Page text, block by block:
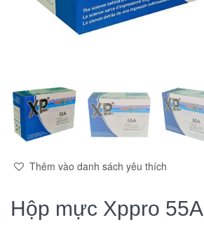
Thêm vào danh sách yêu thích
Hộp mực Xppro 55A